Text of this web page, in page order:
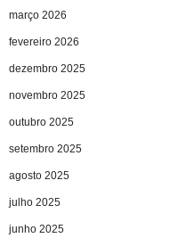
março 2026
fevereiro 2026
dezembro 2025
novembro 2025
outubro 2025
setembro 2025
agosto 2025
julho 2025
junho 2025